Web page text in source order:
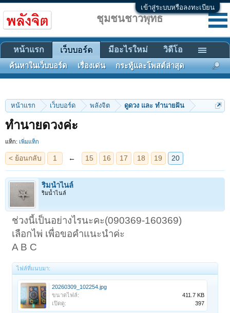
เข้าสู่ระบบหรือลงทะเบียน
หน้าแรก เว็บบอร์ด พลังจิต ดูดวง และ ทำนายฝัน
ทำนายดวงค่ะ
แท็ก: เพิ่มแท็ก
< ย้อนกลับ 1 ← 15 16 17 18 19 20
ริมน้ำไนล์
ริมน้ำไนล์
ช่วงนี้เป็นอย่างไรนะคะ(090369-160369)
เลือกไพ่ เพื่อขอคำแนะนำค่ะ
A B C
ไฟล์ที่แนบมา:
20260309_102254.jpg
ขนาดไฟล์:
411.7 KB
เปิดดู:
397
ชุมชนชาวพุทธ
หน้าแรก เว็บบอร์ด
ค้นหาในเว็บบอร์ด เรื่องเด่น กระทู้และโพสต์ล่าสุด
มีอะไรใหม่ วิดีโอ